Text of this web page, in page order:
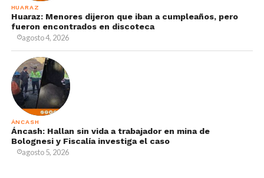
HUARAZ
Huaraz: Menores dijeron que iban a cumpleaños, pero
fueron encontrados en discoteca
agosto 4, 2026
ÁNCASH
Áncash: Hallan sin vida a trabajador en mina de
Bolognesi y Fiscalía investiga el caso
agosto 5, 2026